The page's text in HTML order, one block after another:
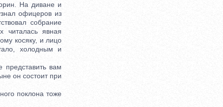
На диване и
офицеров из
собрание
читалась явная
косяку, и лицо
холодным и
вам
он состоит при
поклона тоже